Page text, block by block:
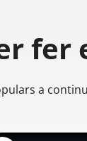
fer
a